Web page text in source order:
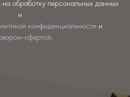
обработку персональных данных
и
конфиденциальности и
офертой.